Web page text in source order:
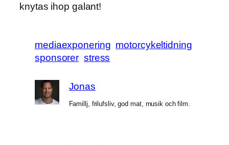
knytas ihop galant!
mediaexponering motorcykeltidning
sponsorer stress
Jonas
Famillj, frilufsliv, god mat, musik och film.